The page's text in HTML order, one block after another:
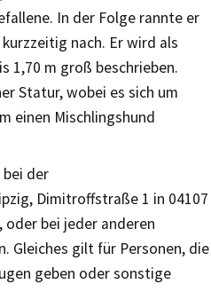
In der Folge rannte er
nach. Er wird als
1,70 m groß beschrieben.
Statur, wobei es sich um
einen Mischlingshund
bei der
Dimitroffstraße 1 in 04107
oder bei jeder anderen
Gleiches gilt für Personen, die
geben oder sonstige